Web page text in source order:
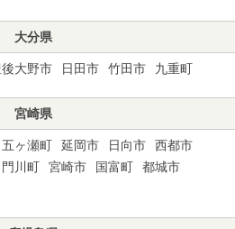
大分県
後大野市 日田市 竹田市 九重町
宮崎県
五ヶ瀬町 延岡市 日向市
西都市
門川町 宮崎市 国富町
都城市